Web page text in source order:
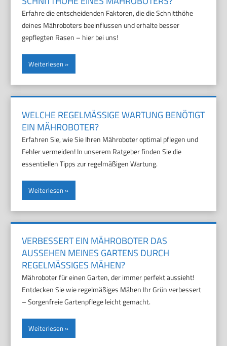
Erfahre die entscheidenden Faktoren, die die Schnitthöhe
deines Mähroboters beeinflussen und erhalte besser
gepflegten Rasen – hier bei uns!
Weiterlesen
WELCHE REGELMÄSSIGE WARTUNG BENÖTIGT E
IN MÄHROBOTER?
Erfahren Sie, wie Sie Ihren Mähroboter optimal pflegen und
Fehler vermeiden! In unserem Ratgeber finden Sie die
essentiellen Tipps zur regelmäßigen Wartung.
Weiterlesen
VERBESSERT EIN MÄHROBOTER DAS
AUSSEHEN MEINES GARTENS DURCH
REGELMÄSSIGES MÄHEN?
Mähroboter für einen Garten, der immer perfekt aussieht!
Entdecken Sie wie regelmäßiges Mähen Ihr Grün verbessert
– Sorgenfreie Gartenpflege leicht gemacht.
Weiterlesen